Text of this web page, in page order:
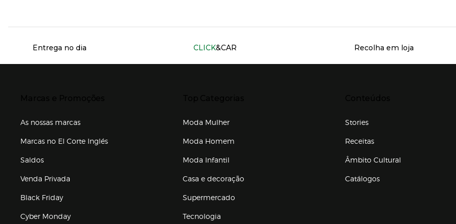
Servicios destacados
Entrega no dia CLICK&CAR Recolha em loja
As nossas marcas
Marcas no El Corte Inglés
Saldos
Venda Privada
Black Friday
Cyber Monday
Moda Mulher
Moda Homem
Moda Infantil
Casa e decoração
Supermercado
Tecnologia
Stories
Receitas
Âmbito Cultural
Catálogos